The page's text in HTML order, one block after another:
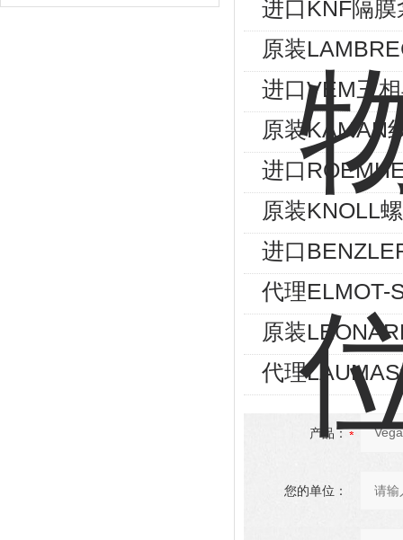
阀定位器
进口KNF隔
原装
进口VEM三
原装KAMAN
进口
原装KNOLL
进口
代理ELMOT-
原装
代理
产品：
您的单位：